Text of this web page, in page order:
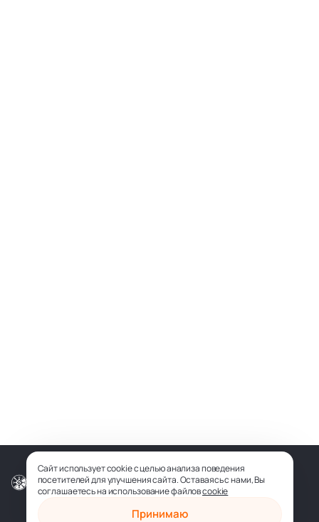
© ООО «СОФИЯ-МЕДИА», 2026
Сайт использует cookie с целью анализа поведения
посетителей для улучшения сайта. Оставаясь с нами, Вы
соглашаетесь на использование файловcookie
Принимаю